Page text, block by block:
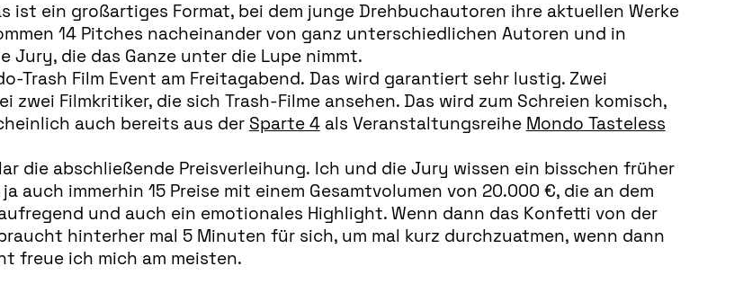
ist ein großartiges Format, bei dem junge Drehbuchautoren ihre aktuellen Werke
14 Pitches nacheinander von ganz unterschiedlichen Autoren und in
die das Ganze unter die Lupe nimmt.
Trash Film Event am Freitagabend. Das wird garantiert sehr lustig. Zwei
Filmkritiker, die sich Trash-Filme ansehen. Das wird zum Schreien komisch,
auch bereits aus der Sparte 4als Veranstaltungsreihe Mondo Tasteless
die abschließende Preisverleihung. Ich und die Jury wissen ein bisschen früher
auch immerhin 15 Preise mit einem Gesamtvolumen von 20.000 €, die an dem
und auch ein emotionales Highlight. Wenn dann das Konfetti von der
hinterher mal 5 Minuten für sich, um mal kurz durchzuatmen, wenn dann
freue ich mich am meisten.